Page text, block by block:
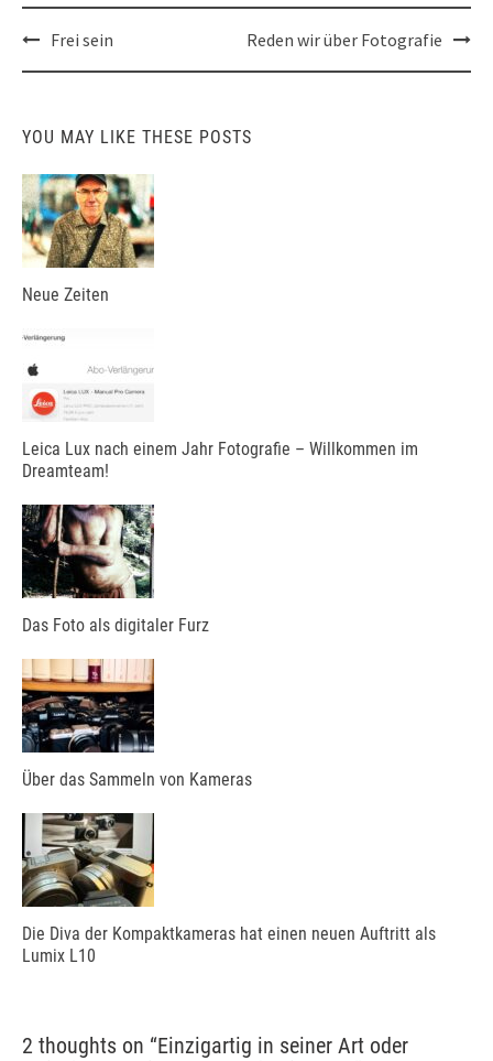
PostFrei sein Reden wir über Fotografie
YOU MAY LIKE THESE POSTS
Neue Zeiten
Leica Lux nach einem Jahr Fotografie – Willkommen im
Dreamteam!
Das Foto als digitaler Furz
Über das Sammeln von Kameras
Die Diva der Kompaktkameras hat einen neuen Auftritt als
Lumix L10
2 thoughts on “Einzigartig in seiner Art oder